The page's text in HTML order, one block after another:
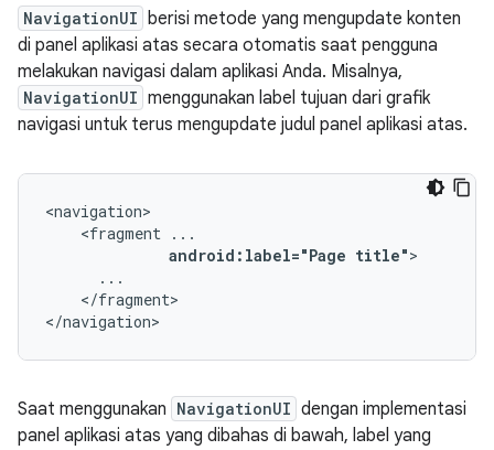
NavigationUI berisi metode yang mengupdate konten
di panel aplikasi atas secara otomatis saat pengguna
melakukan navigasi dalam aplikasi Anda. Misalnya,
NavigationUI menggunakan label tujuan dari grafik
navigasi untuk terus mengupdate judul panel aplikasi atas.
<fragment
android:label="Page title"
</fragment>
</navigation>
Saat menggunakan NavigationUI dengan implementasi
panel aplikasi atas yang dibahas di bawah, label yang